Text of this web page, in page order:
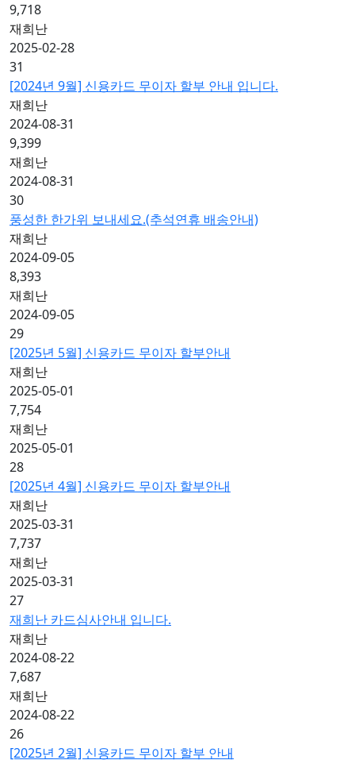
9,718
재희난
2025-02-28
31
[2024년 9월] 신용카드 무이자 할부 안내 입니다.
재희난
2024-08-31
9,399
재희난
2024-08-31
30
풍성한 한가위 보내세요.(추석연휴 배송안내)
재희난
2024-09-05
8,393
재희난
2024-09-05
29
[2025년 5월] 신용카드 무이자 할부안내
재희난
2025-05-01
7,754
재희난
2025-05-01
28
[2025년 4월] 신용카드 무이자 할부안내
재희난
2025-03-31
7,737
재희난
2025-03-31
27
재희난 카드심사안내 입니다.
재희난
2024-08-22
7,687
재희난
2024-08-22
26
[2025년 2월] 신용카드 무이자 할부 안내